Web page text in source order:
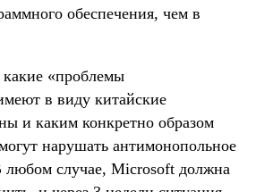
обеспечения, чем в
«проблемы
в виду китайские
и каким конкретно образом
нарушать антимонопольное
любом случае, Microsoft должна